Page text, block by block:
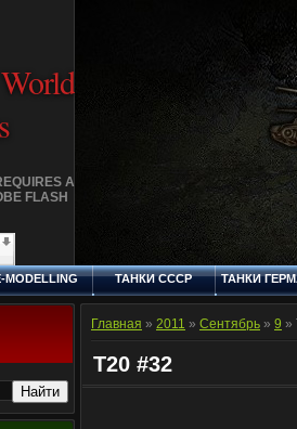
A
FLASH
MODELLING ТАНКИ СССР ТАНКИ
КЛАНЫ FAQ
Главная » 2011 » Сентябрь » 9 »
T20 #32